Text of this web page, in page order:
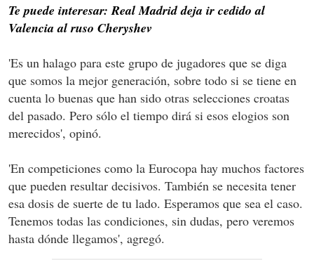
Te puede interesar: Real Madrid deja ir cedido al
Valencia al ruso Cheryshev
'Es un halago para este grupo de jugadores que se diga
que somos la mejor generación, sobre todo si se tiene en
cuenta lo buenas que han sido otras selecciones croatas
del pasado. Pero sólo el tiempo dirá si esos elogios son
merecidos', opinó.
'En competiciones como la Eurocopa hay muchos factores
que pueden resultar decisivos. También se necesita tener
esa dosis de suerte de tu lado. Esperamos que sea el caso.
Tenemos todas las condiciones, sin dudas, pero veremos
hasta dónde llegamos', agregó.